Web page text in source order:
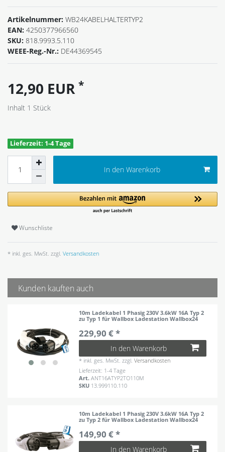
Artikelnummer: WB24KABELHALTERTYP2
EAN: 4250377966560
SKU: 818.9993.5.110
WEEE-Reg.-Nr.: DE44369545
12,90 EUR *
Inhalt 1 Stück
Lieferzeit: 1-4 Tage
In den Warenkorb
Wunschliste
* inkl. ges. MwSt. zzgl. Versandkosten
Kunden kauften auch
10m Ladekabel 1 Phasig 230V 3.6kW 16A Typ 2
zu Typ 1 für Wallbox Ladestation Wallbox24
229,90 € *
In den Warenkorb
* inkl. ges. MwSt. zzgl.Versandkosten
Lieferzeit: 1-4 Tage
Art.ANT16ATYP2TO110M
SKU 13.999110.110
10m Ladekabel 1 Phasig 230V 3.6kW 16A Typ 2
zu Typ 2 für Wallbox Ladestation Wallbox24
149,90 € *
In den Warenkorb